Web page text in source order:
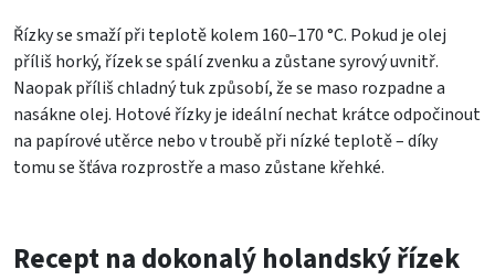
Řízky se smaží při teplotě kolem 160–170 °C. Pokud je olej
příliš horký, řízek se spálí zvenku a zůstane syrový uvnitř.
Naopak příliš chladný tuk způsobí, že se maso rozpadne a
nasákne olej. Hotové řízky je ideální nechat krátce odpočinout
na papírové utěrce nebo v troubě při nízké teplotě – díky
tomu se šťáva rozprostře a maso zůstane křehké.
Recept na dokonalý holandský řízek